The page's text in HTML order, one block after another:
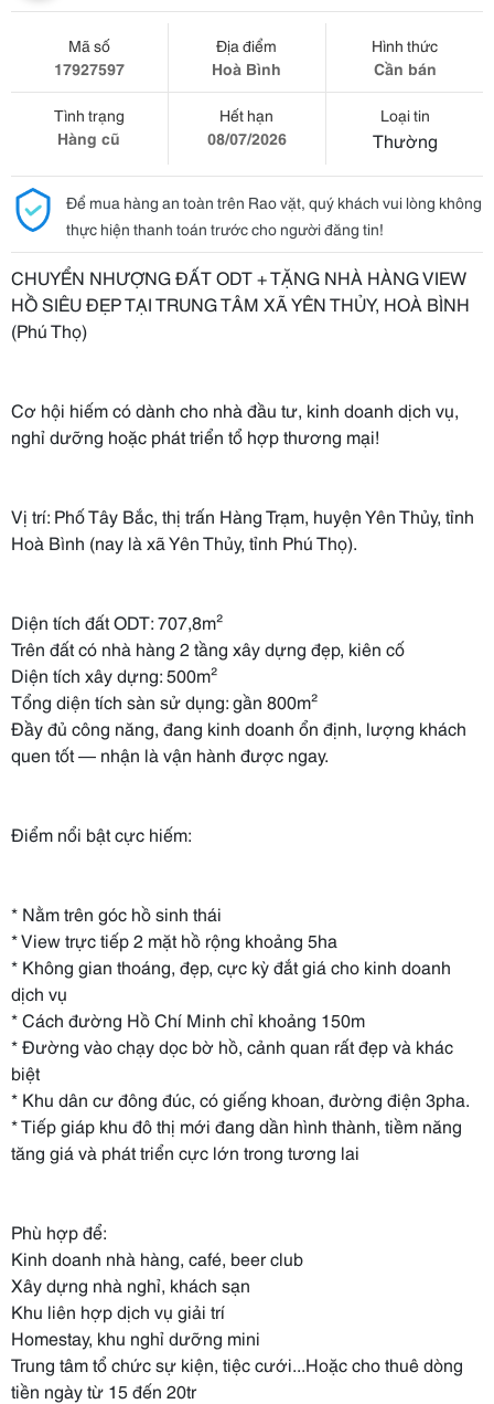
Mã số
17927597
Địa điểm
Hoà Bình
Hình thức
Cần bán
Tình trạng
Hàng cũ
Hết hạn
08/07/2026
Loại tin
Thường
Để mua hàng an toàn trên Rao vặt, quý khách vui lòng không
thực hiện thanh toán trước cho người đăng tin!
CHUYỂN NHƯỢNG ĐẤT ODT + TẶNG NHÀ HÀNG VIEW
HỒ SIÊU ĐẸP TẠI TRUNG TÂM XÃ YÊN THỦY, HOÀ BÌNH
(Phú Thọ)
Cơ hội hiếm có dành cho nhà đầu tư, kinh doanh dịch vụ,
nghỉ dưỡng hoặc phát triển tổ hợp thương mại!
Vị trí: Phố Tây Bắc, thị trấn Hàng Trạm, huyện Yên Thủy, tỉnh
Hoà Bình (nay là xã Yên Thủy, tỉnh Phú Thọ).
Diện tích đất ODT: 707,8m²
Trên đất có nhà hàng 2 tầng xây dựng đẹp, kiên cố
Diện tích xây dựng: 500m²
Tổng diện tích sàn sử dụng: gần 800m²
Đầy đủ công năng, đang kinh doanh ổn định, lượng khách
quen tốt — nhận là vận hành được ngay.
Điểm nổi bật cực hiếm:
* Nằm trên góc hồ sinh thái
* View trực tiếp 2 mặt hồ rộng khoảng 5ha
* Không gian thoáng, đẹp, cực kỳ đắt giá cho kinh doanh
dịch vụ
* Cách đường Hồ Chí Minh chỉ khoảng 150m
* Đường vào chạy dọc bờ hồ, cảnh quan rất đẹp và khác
biệt
* Khu dân cư đông đúc, có giếng khoan, đường điện 3pha.
* Tiếp giáp khu đô thị mới đang dần hình thành, tiềm năng
tăng giá và phát triển cực lớn trong tương lai
Phù hợp để:
Kinh doanh nhà hàng, café, beer club
Xây dựng nhà nghỉ, khách sạn
Khu liên hợp dịch vụ giải trí
Homestay, khu nghỉ dưỡng mini
Trung tâm tổ chức sự kiện, tiệc cưới...Hoặc cho thuê dòng
tiền ngày từ 15 đến 20tr